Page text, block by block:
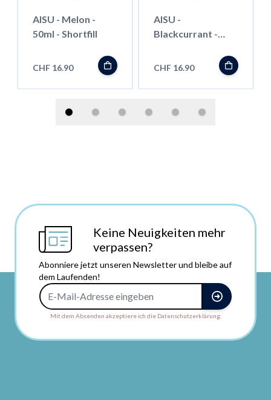
AISU - Melon -
50ml - Shortfill
CHF 16.90
AISU -
Blackcurrant -
CHF 16.90
Keine Neuigkeiten mehr
verpassen?
Abonniere jetzt unseren Newsletter und bleibe auf
dem Laufenden!
Mit dem Absenden akzeptiere ich die Datenschutzerklärung.